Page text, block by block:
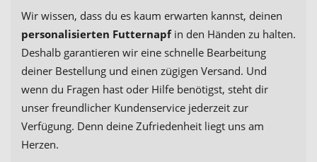
Wir wissen, dass du es kaum erwarten kannst, deinen
personalisierten Futternapfin den Händen zu halten.
Deshalb garantieren wir eine schnelle Bearbeitung
deiner Bestellung und einen zügigen Versand. Und
wenn du Fragen hast oder Hilfe benötigst, steht dir
unser freundlicher Kundenservice jederzeit zur
Verfügung. Denn deine Zufriedenheit liegt uns am
Herzen.